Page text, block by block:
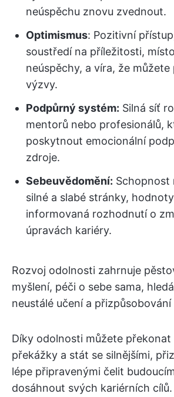
neúspěchu znovu zvednout.
Optimismus: Pozitivní
soustředí na příležitosti,
neúspěchy, a víra, že
výzvy.
Podpůrný systém: Silná síť
mentorů nebo profesionálů,
poskytnout emocionální
zdroje.
Sebeuvědomění: Schopnost
silné a slabé stránky,
informovaná rozhodnutí o
úpravách kariéry.
Rozvoj odolnosti zahrnuje
myšlení, péči o sebe sama,
neustálé učení a přizpůsobování
Díky odolnosti můžete překonat
překážky a stát se silnějšími,
lépe připravenými čelit
dosáhnout svých kariérních cílů.